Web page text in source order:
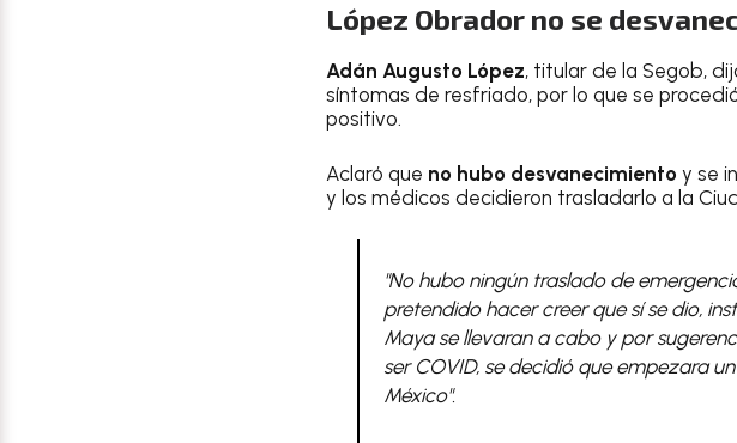
López Obrador no se
Adán Augusto López, titular de la Segob,
síntomas de resfriado, por lo que se
positivo.
Aclaró que no hubo desvanecimiento y se
y los médicos decidieron trasladarlo a la
"No hubo ningún traslado de
pretendido hacer creer que sí se dio,
Maya se llevaran a cabo y por
ser COVID, se decidió que empezara
México".